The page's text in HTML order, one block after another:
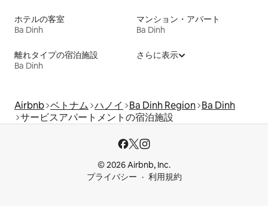
ホテルの客室
Ba Dinh
マンション・アパート
Ba Dinh
離れタイプの宿泊施設
Ba Dinh
さらに表示
Airbnb ベトナム ハノイ Ba Dinh Region Ba Dinh
サービスアパートメントの宿泊施設
© 2026 Airbnb, Inc.
プライバシー
利用規約